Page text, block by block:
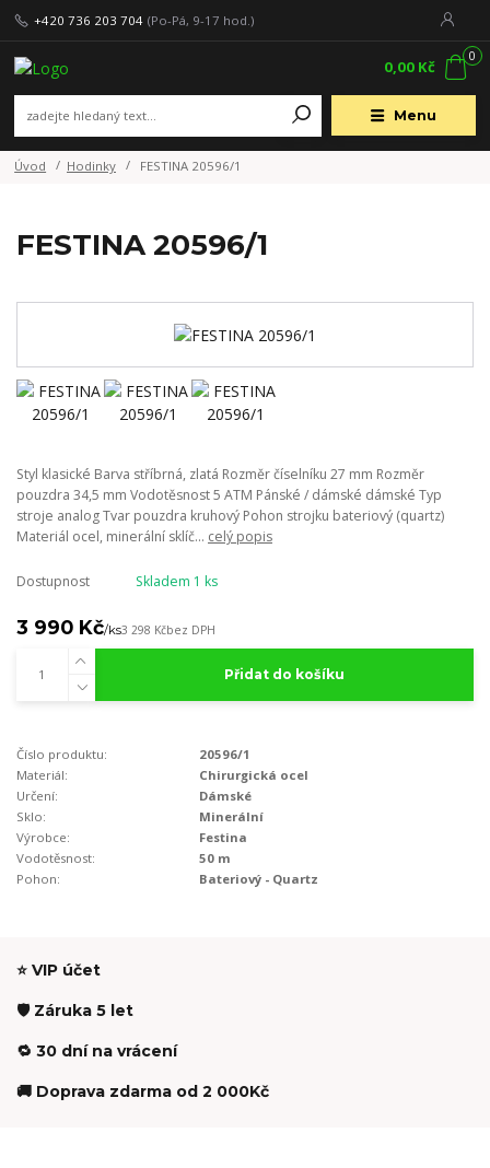
Menu
+420 736 203 704 (Po-Pá, 9-17 hod.)
0
0,00 Kč
Úvod Hodinky FESTINA 20596/1
FESTINA 20596/1
Styl klasické Barva stříbrná, zlatá Rozměr číselníku 27 mm Rozměr
pouzdra 34,5 mm Vodotěsnost 5 ATM Pánské / dámské dámské Typ
stroje analog Tvar pouzdra kruhový Pohon strojku bateriový (quartz)
Materiál ocel, minerální sklíč... celý popis
Dostupnost Skladem 1 ks
3 990 Kč/ks3 298 Kčbez DPH
Přidat do košíku
Číslo produktu:
20596/1
Materiál:
Chirurgická ocel
Určení:
Dámské
Sklo:
Minerální
Výrobce:
Festina
Vodotěsnost:
50 m
Pohon:
Bateriový - Quartz
⭐ VIP účet
🛡️ Záruka 5 let
🔁 30 dní na vrácení
🚚 Doprava zdarma od 2 000Kč